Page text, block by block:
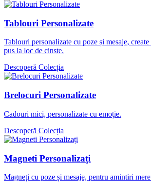
Tablouri Personalizate
Tablouri personalizate cu poze și mesaje,
pus la loc de cinste.
Descoperă Colecția
Brelocuri Personalizate
Cadouri mici, personalizate cu emoție.
Descoperă Colecția
Magneti Personalizați
Magneți cu poze și mesaje, pentru amintiri